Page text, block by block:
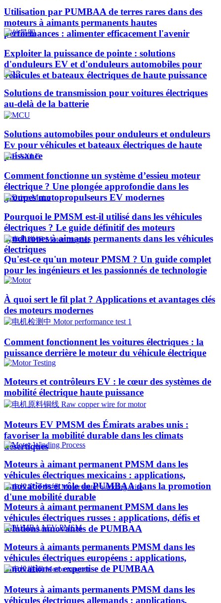
Utilisation par PUMBAA de terres rares dans des
moteurs à aimants permanents hautes
performances : alimenter efficacement l'avenir
Exploiter la puissance de pointe : solutions
d'onduleurs EV et d'onduleurs automobiles pour
véhicules et bateaux électriques de haute puissance​
Solutions de transmission pour voitures électriques
au-delà de la batterie
Solutions automobiles pour onduleurs et onduleurs
Ev pour véhicules et bateaux électriques de haute
puissance
Comment fonctionne un système d’essieu moteur
électrique ? Une plongée approfondie dans les
groupes motopropulseurs EV modernes
Pourquoi le PMSM est-il utilisé dans les véhicules
électriques ? Le guide définitif des moteurs
synchrones à aimants permanents dans les véhicules
électriques
Qu'est-ce qu'un moteur PMSM ? Un guide complet
pour les ingénieurs et les passionnés de technologie
À quoi sert le fil plat ? Applications et avantages clés
des moteurs modernes
Comment fonctionnent les voitures électriques : la
puissance derrière le moteur du véhicule électrique
Moteurs et contrôleurs EV : le cœur des systèmes de
mobilité électrique haute puissance
Moteurs EV PMSM des Émirats arabes unis :
favoriser la mobilité durable dans les climats
désertiques
Moteurs à aimant permanent PMSM dans les
véhicules électriques mexicains : applications,
innovations et rôle de PUMBAA dans la promotion
d'une mobilité durable
Moteurs à aimant permanent PMSM dans les
véhicules électriques russes : applications, défis et
solutions innovantes de PUMBAA
Moteurs à aimants permanents PMSM dans les
véhicules électriques européens : applications,
innovations et expertise de PUMBAA
Moteurs à aimants permanents PMSM dans les
véhicules électriques allemands : applications,